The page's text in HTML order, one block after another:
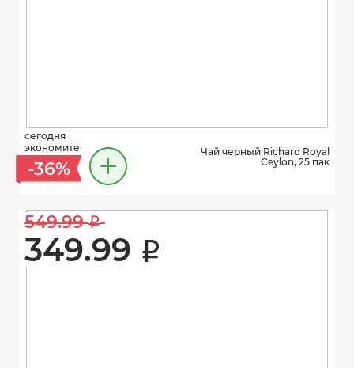
сегодня
экономите
-36%
Чай черный Richard Royal
Ceylon, 25 пак
549.99 i
349.99 i